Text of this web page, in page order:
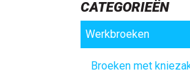
CATEGORIEËN
Werkbroeken
Broeken met